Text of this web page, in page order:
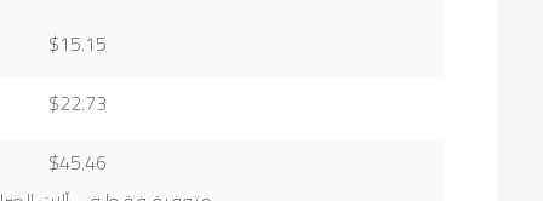
$15.15
$22.73
$45.46